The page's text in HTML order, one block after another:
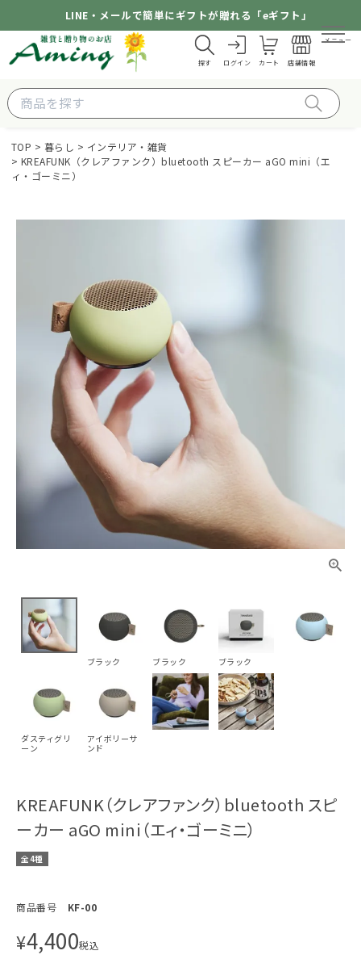
LINE・メールで簡単にギフトが贈れる「eギフト」
探す ログイン カート 店舗情報
メニュー
TOP 暮らし
インテリア・雑貨
KREAFUNK（クレアファンク）bluetooth スピーカー aGO mini（エ
ィ・ゴーミニ）
ブラック ブラック ブラック
ダスティグリ
ーン
アイボリーサ
ンド
KREAFUNK（クレアファンク）bluetooth スピ
ーカー aGO mini（エィ・ゴーミニ）
全4種
商品番号 KF-00
¥4,400税込